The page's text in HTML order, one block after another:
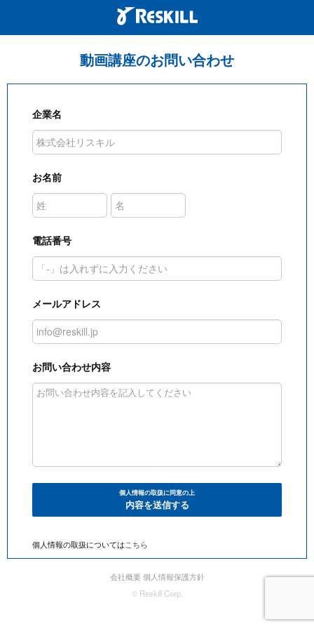
動画講座のお問い合わせ
企業名
お名前
電話番号
メールアドレス
お問い合わせ内容
個人情報の取扱に同意の上
内容を送信する
個人情報の取扱についてはこちら
会社概要 個人情報保護方針
© Reskill Corp.